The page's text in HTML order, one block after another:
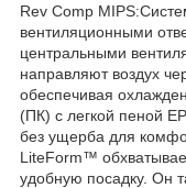
Rev Comp
вентиляционными
центральными
направляют воздух
обеспечивая
(ПК) с легкой пеной
без ущерба для
LiteForm™
удобную посадку. Он